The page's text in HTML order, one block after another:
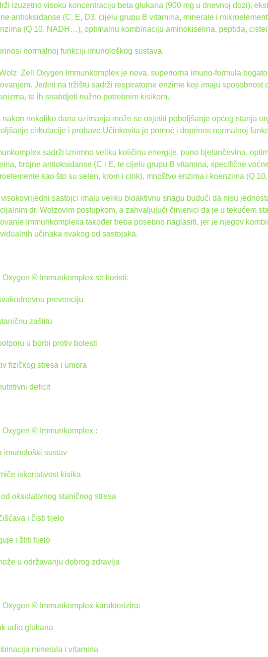
izuzetno visoku koncentraciju beta glukana (900 mg u dnevnoj dozi),
antioksidanse (C, E, D3, cijelu grupu B vitamina, minerale i
(Q 10, NADH…), optimalnu kombinaciju aminokiselina, peptida,
normalnoj funkciji imunološkog sustava.
Zell Oxygen Immunkomplex je nova, superiorna imuno-formula
Jedini na tržištu sadrži respiratorne enzime koji imaju sposobnost
te ih snabdjeti nužno potrebnim kisikom.
nakon nekoliko dana uzimanja može se osjetiti poboljšanje općeg stanja
cirkulacije i probave.Učinkovita je pomoć i doprinos normalnoj
sadrži iznimno veliku količinu energije, puno bjelančevina,
brojne antioksidanse (C i E, te cijelu grupu B vitamina, specifične
kao što su selen, krom i cink), mnoštvo enzima i koenzima (Q
sastojci imaju veliku bioaktivnu snagu budući da nisu
dr. Wolzovim postupkom, a zahvaljujući činjenici da je u tekućem
Immunkomplexa također treba posebno naglasiti, jer je njegov
učinaka svakog od sastojaka.
Oxygen © Immunkomplex se ​​koristi:
prevenciju
zaštitu
u borbi protiv bolesti
fizičkog stresa i umora
deficit
Oxygen © Immunkomplex :
imunološki sustav
iskoristivost kisika
oksidativnog staničnog stresa
i čisti tijelo
i štiti tijelo
u održavanju dobrog zdravlja
Oxygen © Immunkomplex karakterizira:
udio glukana
minerala i vitamina